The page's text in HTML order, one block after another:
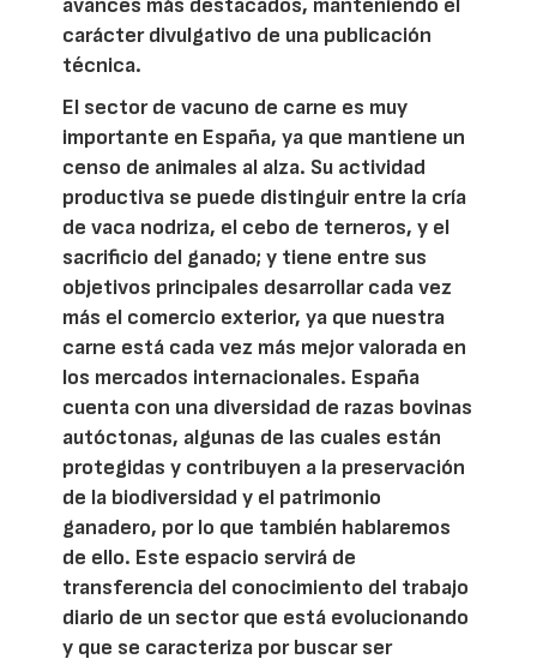
avances más destacados, manteniendo el
carácter divulgativo de una publicación
técnica.
El sector de vacuno de carne es muy
importante en España, ya que mantiene un
censo de animales al alza. Su actividad
productiva se puede distinguir entre la cría
de vaca nodriza, el cebo de terneros, y el
sacrificio del ganado; y tiene entre sus
objetivos principales desarrollar cada vez
más el comercio exterior, ya que nuestra
carne está cada vez más mejor valorada en
los mercados internacionales. España
cuenta con una diversidad de razas bovinas
autóctonas, algunas de las cuales están
protegidas y contribuyen a la preservación
de la biodiversidad y el patrimonio
ganadero, por lo que también hablaremos
de ello. Este espacio servirá de
transferencia del conocimiento del trabajo
diario de un sector que está evolucionando
y que se caracteriza por buscar ser